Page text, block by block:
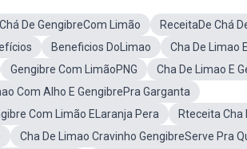
Chá De GengibreCom Limão
ReceitaDe Chá
Beneficios DoLimao
Cha De Limao
Gengibre Com LimãoPNG
Cha De Limao E
Com Alho E GengibrePra Garganta
Com Limão ELaranja Pera
Rteceita Cha
Cha De Limao Cravinho GengibreServe Pra